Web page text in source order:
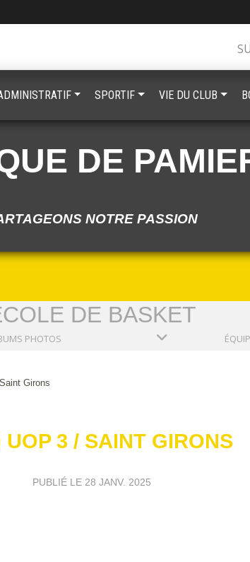
DE
NOTRE PASSION
DE BASKET
PHOTOS
Girons
UOP 3 / SAINT GIRONS
PUBLIÉ LE 28 JANV. 2025
SPORTIF VIE DU CLUB